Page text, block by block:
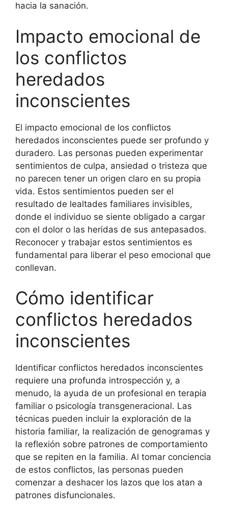
hacia la sanación.
Impacto emocional de
los conflictos
heredados
inconscientes
El impacto emocional de los conflictos
heredados inconscientes puede ser profundo y
duradero. Las personas pueden experimentar
sentimientos de culpa, ansiedad o tristeza que
no parecen tener un origen claro en su propia
vida. Estos sentimientos pueden ser el
resultado de lealtades familiares invisibles,
donde el individuo se siente obligado a cargar
con el dolor o las heridas de sus antepasados.
Reconocer y trabajar estos sentimientos es
fundamental para liberar el peso emocional que
conllevan.
Cómo identificar
conflictos heredados
inconscientes
Identificar conflictos heredados inconscientes
requiere una profunda introspección y, a
menudo, la ayuda de un profesional en terapia
familiar o psicología transgeneracional. Las
técnicas pueden incluir la exploración de la
historia familiar, la realización de genogramas y
la reflexión sobre patrones de comportamiento
que se repiten en la familia. Al tomar conciencia
de estos conflictos, las personas pueden
comenzar a deshacer los lazos que los atan a
patrones disfuncionales.